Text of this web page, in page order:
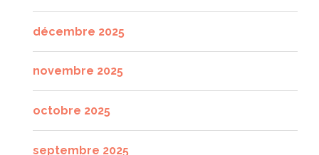
décembre 2025
novembre 2025
octobre 2025
septembre 2025